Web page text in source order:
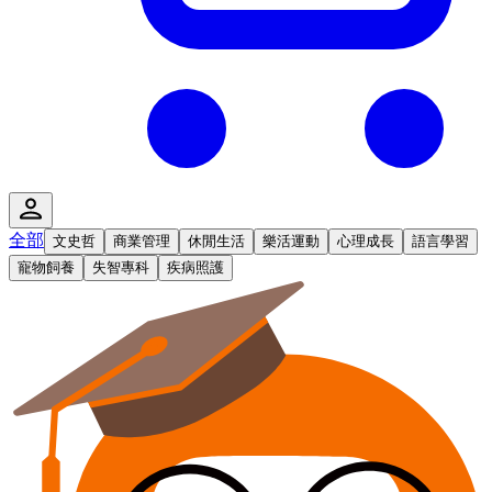
全部 文史哲 商業管理 休閒生活 樂活運動 心理成長
語言學習
寵物飼養
失智專科 疾病照護